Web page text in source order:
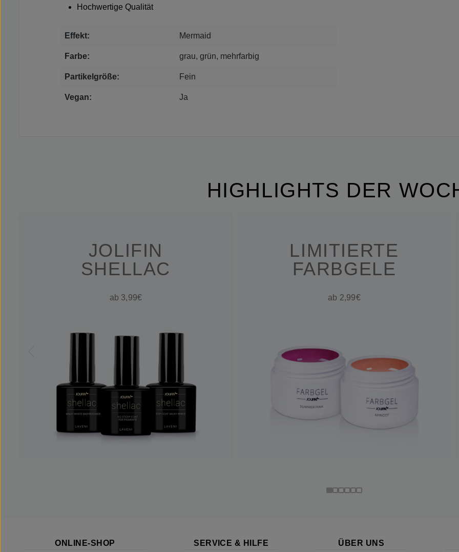
Hochwertige Qualität
Effekt: Mermaid
Farbe: grau, grün, mehrfarbig
Partikelgröße: Fein
Vegan: Ja
HIGHLIGHTS DER
JOLIFIN
SHELLAC
ab 3,99€
LIMITIERTE
FARBGELE
ab 2,99€
ONLINE-SHOP SERVICE & HILFE ÜBER UNS